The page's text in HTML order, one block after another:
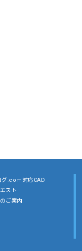
グ.com対応CAD
スト
ご案内